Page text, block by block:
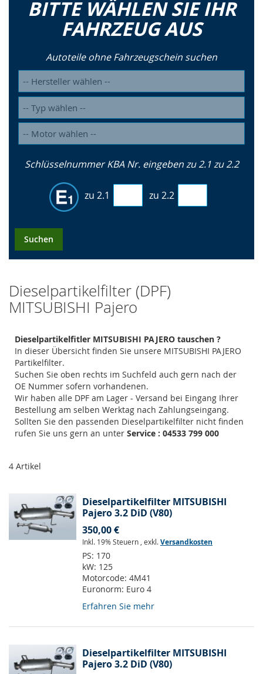
BITTE WÄHLEN SIE IHR
FAHRZEUG AUS
Autoteile ohne Fahrzeugschein suchen
Schlüsselnummer KBA Nr. eingeben zu 2.1 zu 2.2
zu 2.1 zu 2.2
Suchen
Dieselpartikelfilter (DPF)
MITSUBISHI Pajero
Dieselpartikelfitler MITSUBISHI PAJERO tauschen ?
In dieser Übersicht finden Sie unsere MITSUBISHI PAJERO
Partikelfilter.
Suchen Sie oben rechts im Suchfeld auch gern nach der
OE Nummer sofern vorhandenen.
Wir haben alle DPF am Lager - Versand bei Eingang Ihrer
Bestellung am selben Werktag nach Zahlungseingang.
Sollten Sie den passenden Dieselpartikelfilter nicht finden
rufen Sie uns gern an unter Service : 04533 799 000
4 Artikel
Dieselpartikelfilter MITSUBISHI
Pajero 3.2 DiD (V80)
350,00 €
Inkl. 19% Steuern , exkl.Versandkosten
PS: 170
kW: 125
Motorcode: 4M41
Euronorm: Euro 4
Erfahren Sie mehr
Dieselpartikelfilter MITSUBISHI
Pajero 3.2 DiD (V80)